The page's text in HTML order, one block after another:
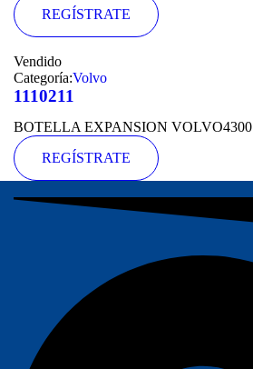
REGÍSTRATE
Vendido
Categoría:Volvo
1110211
BOTELLA EXPANSION VOLVO4300
REGÍSTRATE